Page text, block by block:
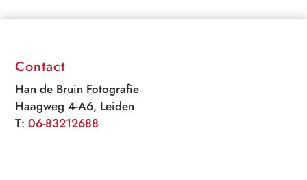
Contact
Han de Bruin Fotografie
Haagweg 4-A6, Leiden
T:06-83212688